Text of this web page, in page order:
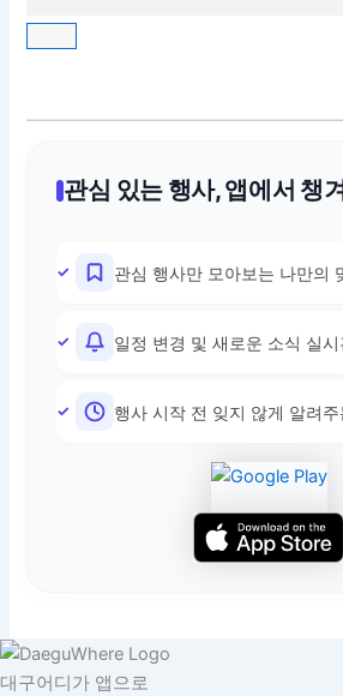
관심 있는 행사, 앱에서 챙
관심 행사만 모아보는 나만의
일정 변경 및 새로운 소식 실
행사 시작 전 잊지 않게 알려
대구어디가 앱으로